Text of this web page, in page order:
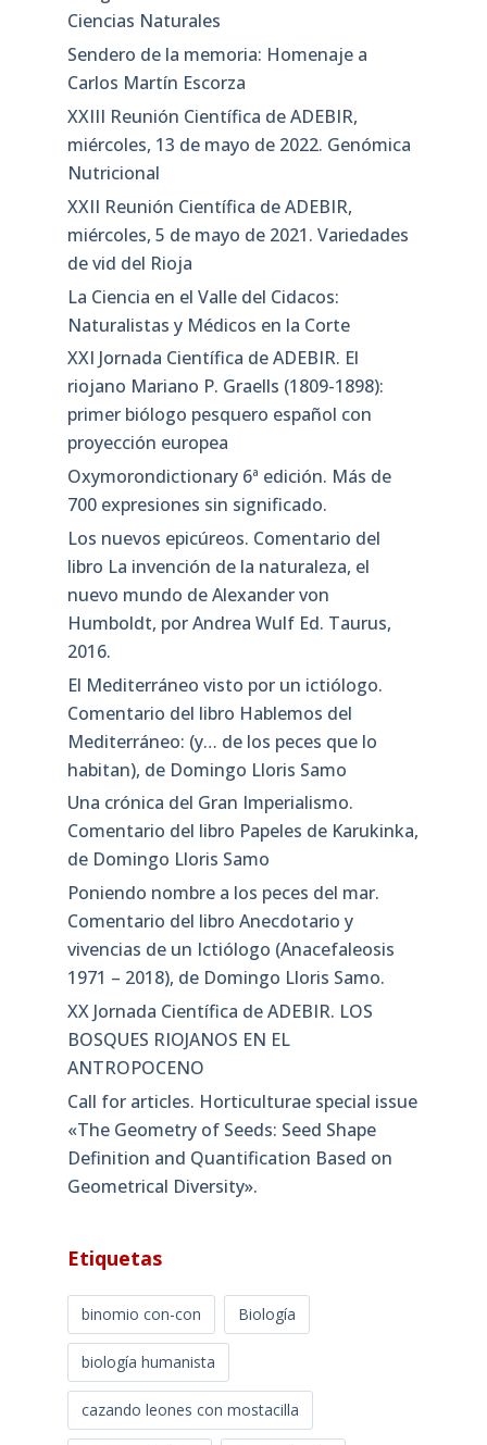
Ciencias Naturales
Sendero de la memoria: Homenaje a
Carlos Martín Escorza
XXIII Reunión Científica de ADEBIR,
miércoles, 13 de mayo de 2022. Genómica
Nutricional
XXII Reunión Científica de ADEBIR,
miércoles, 5 de mayo de 2021. Variedades
de vid del Rioja
La Ciencia en el Valle del Cidacos:
Naturalistas y Médicos en la Corte
XXI Jornada Científica de ADEBIR. El
riojano Mariano P. Graells (1809-1898):
primer biólogo pesquero español con
proyección europea
Oxymorondictionary 6ª edición. Más de
700 expresiones sin significado.
Los nuevos epicúreos. Comentario del
libro La invención de la naturaleza, el
nuevo mundo de Alexander von
Humboldt, por Andrea Wulf Ed. Taurus,
2016.
El Mediterráneo visto por un ictiólogo.
Comentario del libro Hablemos del
Mediterráneo: (y… de los peces que lo
habitan), de Domingo Lloris Samo
Una crónica del Gran Imperialismo.
Comentario del libro Papeles de Karukinka,
de Domingo Lloris Samo
Poniendo nombre a los peces del mar.
Comentario del libro Anecdotario y
vivencias de un Ictiólogo (Anacefaleosis
1971 – 2018), de Domingo Lloris Samo.
XX Jornada Científica de ADEBIR. LOS
BOSQUES RIOJANOS EN EL
ANTROPOCENO
Call for articles. Horticulturae special issue
«The Geometry of Seeds: Seed Shape
Definition and Quantification Based on
Geometrical Diversity»​.
Etiquetas
binomio con-con Biología
biología humanista
cazando leones con mostacilla